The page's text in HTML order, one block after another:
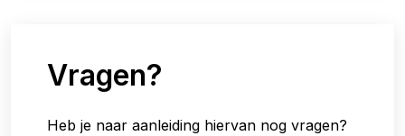
Vragen?
Heb je naar aanleiding hiervan nog vragen?